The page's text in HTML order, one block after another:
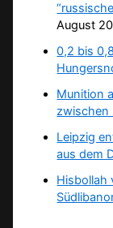
August
0,2 bis
Munition
zwischen
Leipzig
aus dem
Hisbollah